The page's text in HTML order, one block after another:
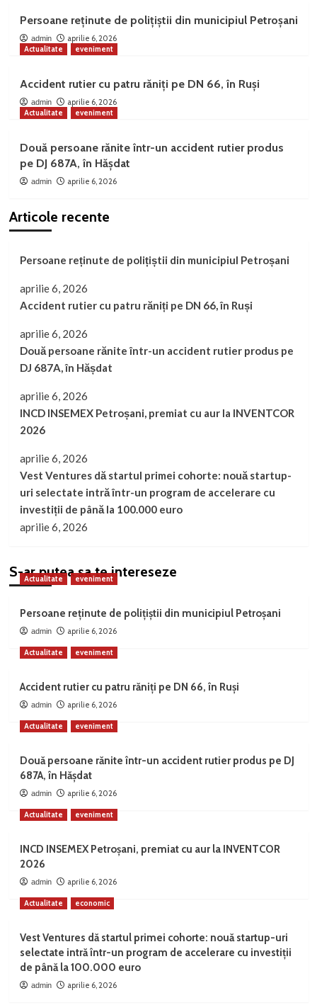
Persoane reținute de polițiștii din municipiul Petroșani
admin
aprilie 6, 2026
Actualitate
eveniment
Accident rutier cu patru răniți pe DN 66, în Ruși
admin
aprilie 6, 2026
Actualitate
eveniment
Două persoane rănite într-un accident rutier produs
pe DJ 687A, în Hășdat
admin aprilie 6, 2026
Articole recente
Persoane reținute de polițiștii din municipiul Petroșani
aprilie 6, 2026
Accident rutier cu patru răniți pe DN 66, în Ruși
aprilie 6, 2026
Două persoane rănite într-un accident rutier produs pe
DJ 687A, în Hășdat
aprilie 6, 2026
INCD INSEMEX Petroșani, premiat cu aur la INVENTCOR
2026
aprilie 6, 2026
Vest Ventures dă startul primei cohorte: nouă startup-
uri selectate intră într-un program de accelerare cu
investiții de până la 100.000 euro
aprilie 6, 2026
S-ar putea sa te intereseze
Actualitate eveniment
Persoane reținute de polițiștii din municipiul Petroșani
admin aprilie 6, 2026
Actualitate eveniment
Accident rutier cu patru răniți pe DN 66, în Ruși
admin aprilie 6, 2026
Actualitate eveniment
Două persoane rănite într-un accident rutier produs pe DJ
687A, în Hășdat
admin aprilie 6, 2026
Actualitate eveniment
INCD INSEMEX Petroșani, premiat cu aur la INVENTCOR
2026
admin aprilie 6, 2026
Actualitate economic
Vest Ventures dă startul primei cohorte: nouă startup-uri
selectate intră într-un program de accelerare cu investiții
de până la 100.000 euro
admin aprilie 6, 2026